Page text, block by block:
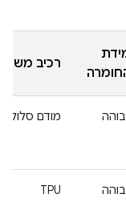
רכיב משנה
מודם סלולרי
TPU